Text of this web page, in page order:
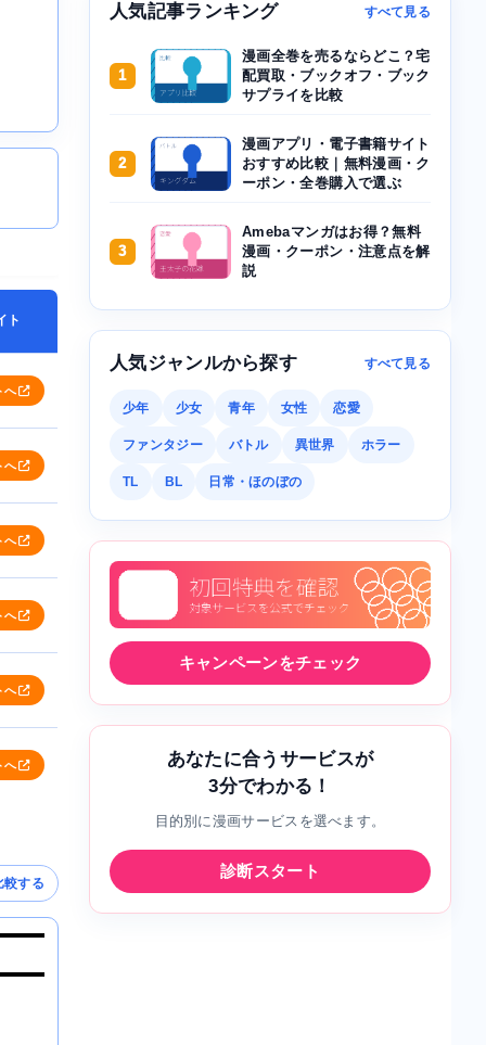
ト
へ
へ
へ
へ
へ
へ
較する
人気記事ランキング すべて見る
1
漫画全巻を売るならどこ？宅
配買取・ブックオフ・ブック
サプライを比較
2
漫画アプリ・電子書籍サイト
おすすめ比較｜無料漫画・ク
ーポン・全巻購入で選ぶ
3
Amebaマンガはお得？無料
漫画・クーポン・注意点を解
説
人気ジャンルから探す すべて見る
少年 少女 青年 女性 恋愛
ファンタジー バトル 異世界 ホラー
TL BL 日常・ほのぼの
キャンペーンをチェック
あなたに合うサービスが
3分でわかる！
目的別に漫画サービスを選べます。
診断スタート